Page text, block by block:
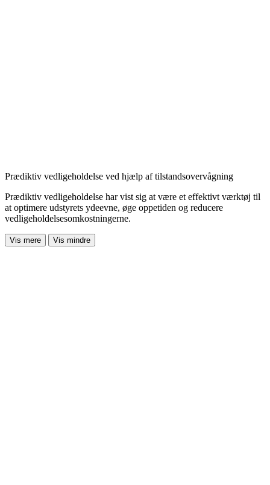
Prædiktiv vedligeholdelse ved hjælp af tilstandsovervågning
Prædiktiv vedligeholdelse har vist sig at være et effektivt værktøj til
at optimere udstyrets ydeevne, øge oppetiden og reducere
vedligeholdelsesomkostningerne.
Vis mere Vis mindre